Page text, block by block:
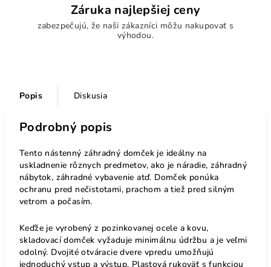
Záruka najlepšiej ceny
zabezpečujú, že naši zákazníci môžu nakupovať s
výhodou.
Popis Diskusia
Podrobný popis
Tento nástenný záhradný domček je ideálny na
uskladnenie rôznych predmetov, ako je náradie, záhradný
nábytok, záhradné vybavenie atď. Domček ponúka
ochranu pred nečistotami, prachom a tiež pred silným
vetrom a počasím.
Keďže je vyrobený z pozinkovanej ocele a kovu,
skladovací domček vyžaduje minimálnu údržbu a je veľmi
odolný. Dvojité otváracie dvere vpredu umožňujú
jednoduchý vstup a výstup. Plastová rukoväť s funkciou